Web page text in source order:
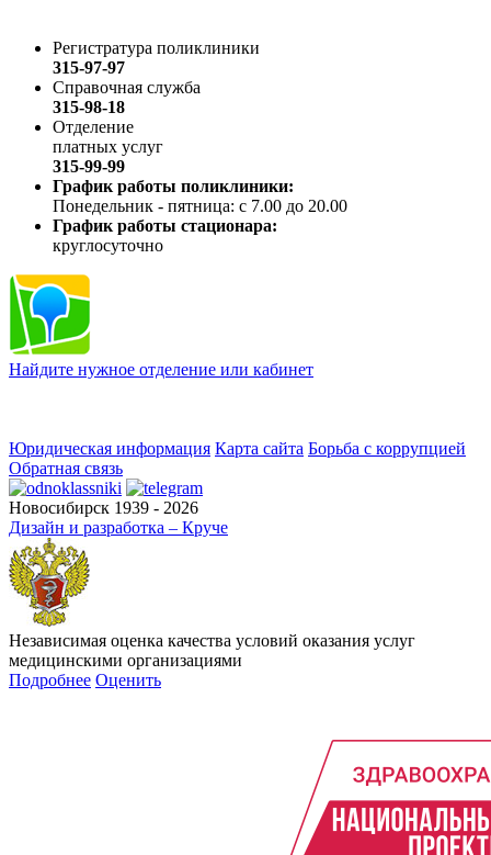
Регистратура поликлиники
315-97-97
Справочная служба
315-98-18
Отделение
платных услуг
315-99-99
График работы поликлиники:
Понедельник - пятница: с 7.00 до 20.00
График работы стационара:
круглосуточно
Найдите нужное отделение или кабинет
Юридическая информация Карта сайта Борьба с коррупцией
Обратная связь
Новосибирск 1939 - 2026
Дизайн и разработка – Круче
Независимая оценка качества условий оказания услуг
медицинскими организациями
Подробнее Оценить